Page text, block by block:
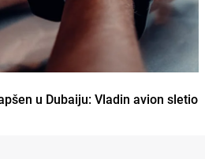
u Dubaiju: Vladin avion sletio